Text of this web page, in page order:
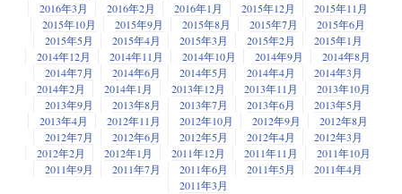
2016年3月
2016年2月 2016年1月 2015年12月
2015年11月
2015年10月
2015年9月 2015年8月 2015年7月
2015年6月
2015年5月
2015年4月 2015年3月 2015年2月
2015年1月
2014年12月
2014年11月 2014年10月 2014年9月
2014年8月
2014年7月
2014年6月 2014年5月 2014年4月
2014年3月
2014年2月
2014年1月 2013年12月 2013年11月
2013年10月
2013年9月
2013年8月 2013年7月 2013年6月
2013年5月
2013年4月
2012年11月 2012年10月 2012年9月
2012年8月
2012年7月
2012年6月 2012年5月 2012年4月
2012年3月
2012年2月
2012年1月 2011年12月 2011年11月
2011年10月
2011年9月
2011年7月 2011年6月 2011年5月
2011年4月
2011年3月